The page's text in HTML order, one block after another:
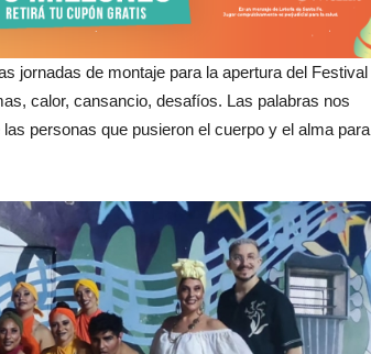
jornadas de montaje para la apertura del Festival
calor, cansancio, desafíos. Las palabras nos
personas que pusieron el cuerpo y el alma para